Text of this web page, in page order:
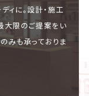
ィに。設計・施工
大限のご提案をい
みも承っておりま